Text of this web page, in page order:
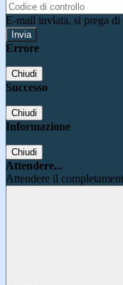
E-mail inviata, si prega
Errore
Chiudi
Successo
Chiudi
Informazione
Chiudi
Attendere...
Attendere il